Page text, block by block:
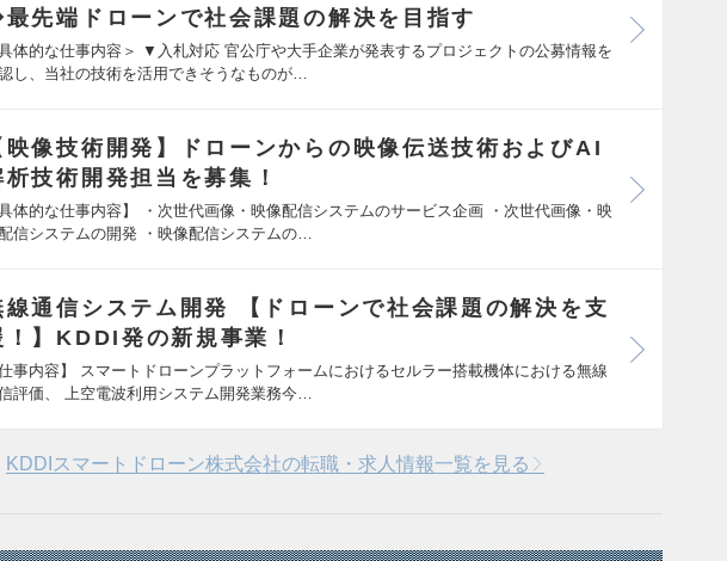
先端ドローンで社会課題の解決を目指す
体的な仕事内容＞ ▼入札対応 官公庁や大手企業が発表するプロジェクトの公募情報を
し、当社の技術を活用できそうなものが…
映像技術開発】ドローンからの映像伝送技術およびAI
析技術開発担当を募集！
具体的な仕事内容】 ・次世代画像・映像配信システムのサービス企画 ・次世代画像・映
信システムの開発 ・映像配信システムの…
線通信システム開発 【ドローンで社会課題の解決を支
！】KDDI発の新規事業！
仕事内容】 スマートドローンプラットフォームにおけるセルラー搭載機体における無線
評価、 上空電波利用システム開発業務今…
KDDIスマートドローン株式会社の転職・求人情報一覧を見る